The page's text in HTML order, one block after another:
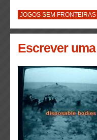
JOGOS SEM FRONTEIRAS
Escrever